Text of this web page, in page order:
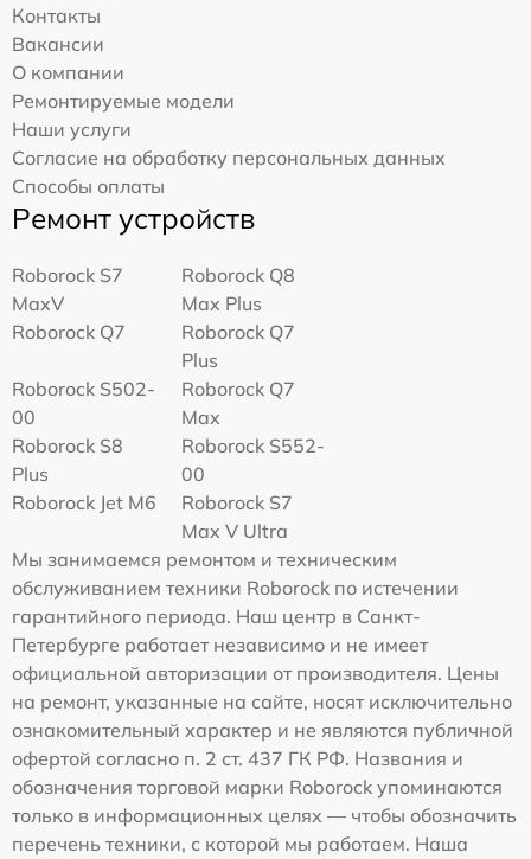
Контакты
Вакансии
О компании
Ремонтируемые модели
Наши услуги
Согласие на обработку персональных данных
Способы оплаты
Ремонт устройств
Roborock S7
MaxV
Roborock Q8
Max Plus
Roborock Q7
Roborock Q7
Plus
Roborock S502-
00
Roborock Q7
Max
Roborock S8
Plus
Roborock S552-
00
Roborock Jet M6
Roborock S7
Max V Ultra
Мы занимаемся ремонтом и техническим
обслуживанием техники Roborock по истечении
гарантийного периода. Наш центр в Санкт-
Петербурге работает независимо и не имеет
официальной авторизации от производителя. Цены
на ремонт, указанные на сайте, носят исключительно
ознакомительный характер и не являются публичной
офертой согласно п. 2 ст. 437 ГК РФ. Названия и
обозначения торговой марки Roborock упоминаются
только в информационных целях — чтобы обозначить
перечень техники, с которой мы работаем. Наша